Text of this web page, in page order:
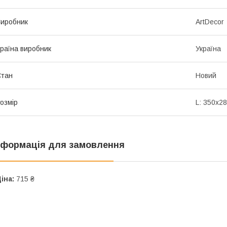
ArtDecor
виробник Україна
Новий
L:
для замовлення
715 ₴